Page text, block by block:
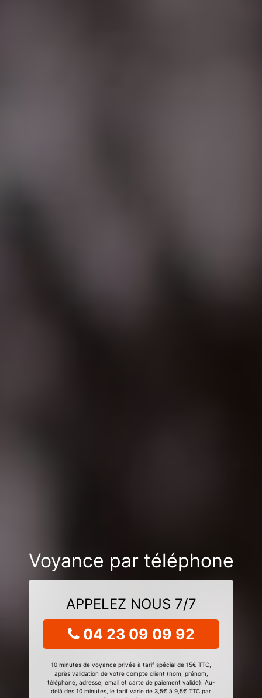
Voyance par téléphone
APPELEZ NOUS 7/7
04 23 09 09 92
10 minutes de voyance privée à tarif spécial de 15€ TTC,
après validation de votre compte client (nom, prénom,
téléphone, adresse, email et carte de paiement valide). Au-
delà des 10 minutes, le tarif varie de 3,5€ à 9,5€ TTC par